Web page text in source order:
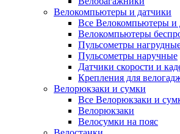
Велокомпьютеры и датчики
Все Велокомпьютеры и
Велокомпьютеры
Пульсометры
Пульсометры наручные
Датчики скорости и
Крепления для
Велорюкзаки и сумки
Все Велорюкзаки и
Велорюкзаки
Велосумки на пояс